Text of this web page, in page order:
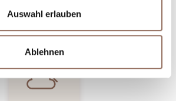
Auswahl erlauben
Ablehnen